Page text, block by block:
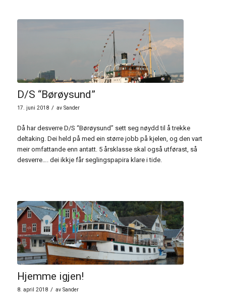
D/S “Børøysund”
17. juni 2018 / av Sander
Då har desverre D/S “Børøysund” sett seg nøydd til å trekke
deltaking. Dei held på med ein større jobb på kjelen, og den vart
meir omfattande enn antatt. 5 årsklasse skal også utførast, så
desverre…. dei ikkje får seglingspapira klare i tide.
Hjemme igjen!
8. april 2018 / av Sander